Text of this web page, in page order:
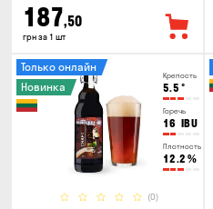
187,50
грн за 1 шт
Крепость
5.5 °
Горечь
16 IBU
Плотность
12.2 %
(0)
Только онлайн
Новинка